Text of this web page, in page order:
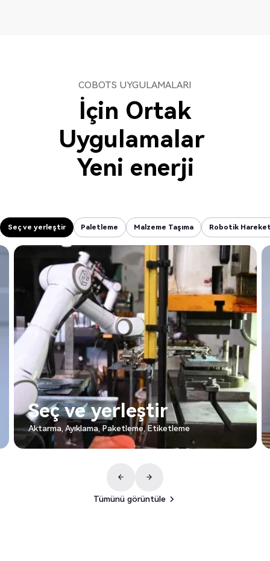
COBOTS UYGULAMALARI
İçin Ortak
Uygulamalar
Yeni enerji
Seç ve yerleştir
Seç ve yerleştir
Paletleme
Paletleme
Malzeme Taşıma
Malzeme Taşıma
Robotik
Robotik
Seç ve yerleştir
Aktarma, Ayıklama, Paketleme, Etiketleme
Tümünü görüntüle